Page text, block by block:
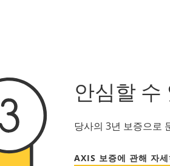
안심할 수
당사의 3년 보증으로
AXIS 보증에 관해 자